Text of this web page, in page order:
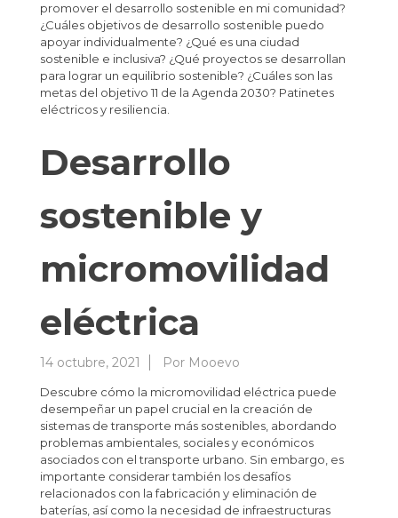
promover el desarrollo sostenible en mi comunidad?
¿Cuáles objetivos de desarrollo sostenible puedo
apoyar individualmente? ¿Qué es una ciudad
sostenible e inclusiva? ¿Qué proyectos se desarrollan
para lograr un equilibrio sostenible? ¿Cuáles son las
metas del objetivo 11 de la Agenda 2030? Patinetes
eléctricos y resiliencia.
Desarrollo
sostenible y
micromovilidad
eléctrica
14 octubre, 2021 Por Mooevo
Descubre cómo la micromovilidad eléctrica puede
desempeñar un papel crucial en la creación de
sistemas de transporte más sostenibles, abordando
problemas ambientales, sociales y económicos
asociados con el transporte urbano. Sin embargo, es
importante considerar también los desafíos
relacionados con la fabricación y eliminación de
baterías, así como la necesidad de infraestructuras